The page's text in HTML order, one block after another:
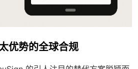
优势的全球合规